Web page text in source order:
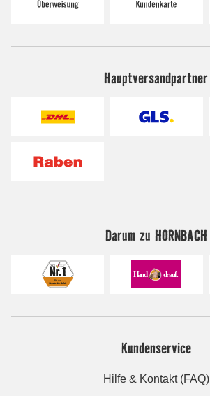
Hauptversandpartner
Darum zu HORNBACH
Kundenservice
Hilfe & Kontakt (FAQ)